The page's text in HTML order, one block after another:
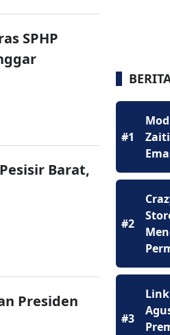
SPHP
Barat,
Presiden
#1
#2
#3